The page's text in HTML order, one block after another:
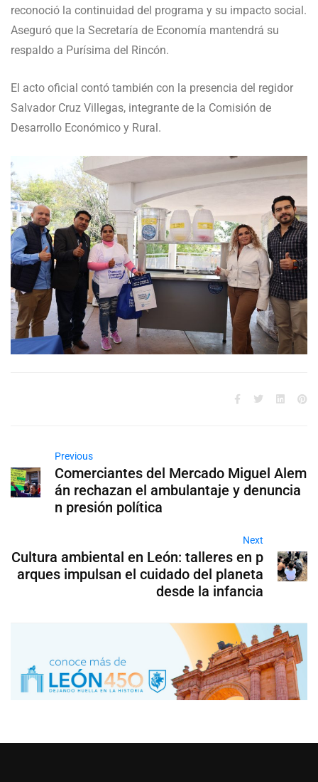
reconoció la continuidad del programa y su impacto social.
Aseguró que la Secretaría de Economía mantendrá su
respaldo a Purísima del Rincón.
El acto oficial contó también con la presencia del regidor
Salvador Cruz Villegas, integrante de la Comisión de
Desarrollo Económico y Rural.
Previous
Comerciantes del Mercado Miguel Alem
án rechazan el ambulantaje y denuncia
n presión política
Next
Cultura ambiental en León: talleres en p
arques impulsan el cuidado del planeta
desde la infancia